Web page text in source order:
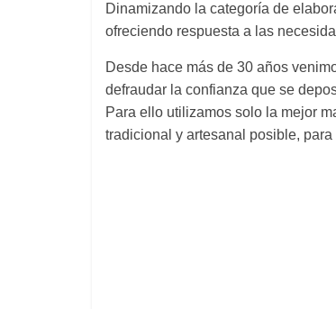
Dinamizando la categoría de
ofreciendo respuesta a las
Desde hace más de 30 años
defraudar la confianza que se
Para ello utilizamos solo la mejor
tradicional y artesanal posible,